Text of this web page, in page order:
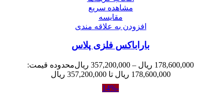
مشاهده سریع
مقایسه
افزودن به علاقه مندی
باراباکس فلزی پلاس
178,600,000 ریال –
357,200,000 ریالمحدوده قیمت:
178,600,000 ریال تا 357,200,000 ریال
-14%